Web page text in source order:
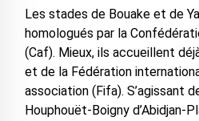
Les stades de Bouake et de
homologués par la
(Caf). Mieux, ils accueillent
et de la Fédération
association (Fifa). S’agissant
Houphouët-Boigny d’Abidjan-